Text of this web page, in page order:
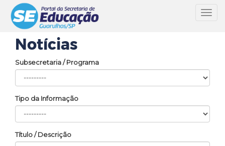
Notícias
Subsecretaria / Programa
Tipo da Informação
Título / Descrição